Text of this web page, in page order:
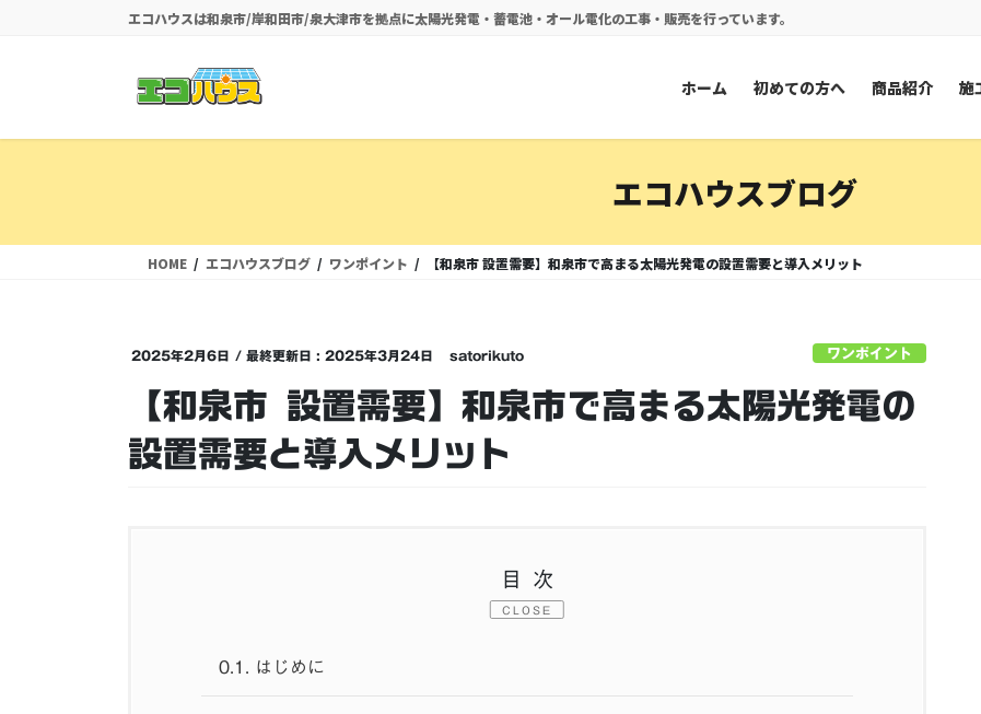
に
ョ
動
エコハウスは和泉市/岸和田市/泉大津市を拠点に太陽光発電・蓄電池・オール電化の工事・販売を行っています。
ホーム 初めての方へ 商品紹介 施
エコハウスブログ
HOME エコハウスブログ ワンポイント 【和泉市 設置需要】和泉市で高まる太陽光発電の設置需要と導入メリット
2025年2月6日 / 最終更新日 : 2025年3月24日 satorikuto ワンポイント
【和泉市 設置需要】和泉市で高まる太陽光発電の
設置需要と導入メリット
目次
CLOSE
0.1. はじめに